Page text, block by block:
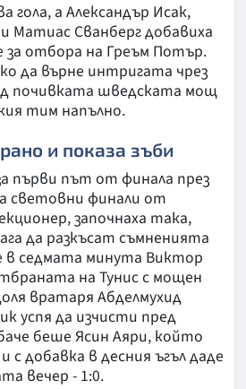
гола, а Александър Исак,
Матиас Сванберг добавиха
за отбора на Греъм Потър.
да върне интригата чрез
почивката шведската мощ
тим напълно.
и показа зъби
първи път от финала през
световни финали от
започнаха така,
да разкъсат съмненията
в седмата минута Виктор
на Тунис с мощен
вратаря Абделмухид
успя да изчисти пред
беше Ясин Аяри, който
с добавка в десния ъгъл даде
вечер - 1:0.